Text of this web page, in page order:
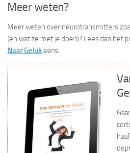
Meer weten?
Meer weten over neurotransmitters
(en wat ze met je doen)? Lees dan het
Naar Gelukeens.